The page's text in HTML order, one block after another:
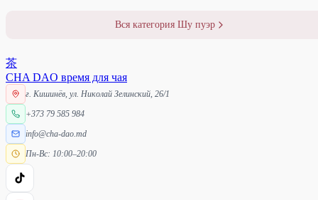
Вся категория Шу пуэр
茶
CHA DAO время для чая
г. Кишинёв, ул. Николай Зелинский, 26/1
+373 79 585 984
info@cha-dao.md
Пн-Вс: 10:00–20:00